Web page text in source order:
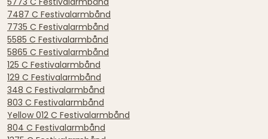
7487 C Festivalarmbånd
7735 C Festivalarmbånd
5585 C Festivalarmbånd
5865 C Festivalarmbånd
125 C Festivalarmbånd
129 C Festivalarmbånd
348 C Festivalarmbånd
803 C Festivalarmbånd
Yellow 012 C Festivalarmbånd
804 C Festivalarmbånd